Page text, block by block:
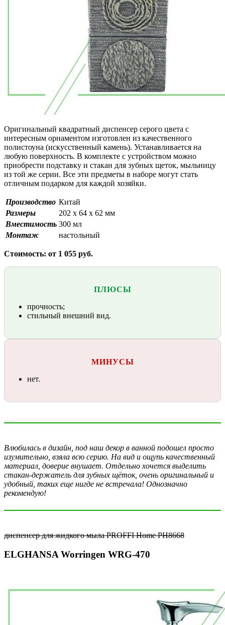
Оригинальный квадратный диспенсер серого цвета с
интересным орнаментом изготовлен из качественного
полистоуна (искусственный камень). Устанавливается на
любую поверхность. В комплекте с устройством можно
приобрести подставку и стакан для зубных щеток, мыльницу
из той же серии. Все эти предметы в наборе могут стать
отличным подарком для каждой хозяйки.
Производство Китай
Размеры
202 х 64 х 62 мм
Вместимость 300 мл
Монтаж
настольный
Стоимость: от 1 055 руб.
ПЛЮСЫ
прочность;
стильный внешний вид.
МИНУСЫ
нет.
Влюбилась в дизайн, под наш декор в ванной подошел просто
изумительно, взяла всю серию. На вид и ощупь качественный
материал, доверие внушает. Отдельно хочется выделить
стакан-держатель для зубных щёток, очень оригинальный и
удобный, таких еще нигде не встречала! Однозначно
рекомендую!
диспенсер для жидкого мыла PROFFI Home PH8668
ELGHANSA Worringen WRG-470